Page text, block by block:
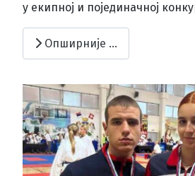
у екипној и појединачној
Опширније …